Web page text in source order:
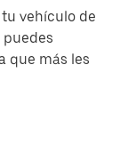
vehículo de
puedes
que más les